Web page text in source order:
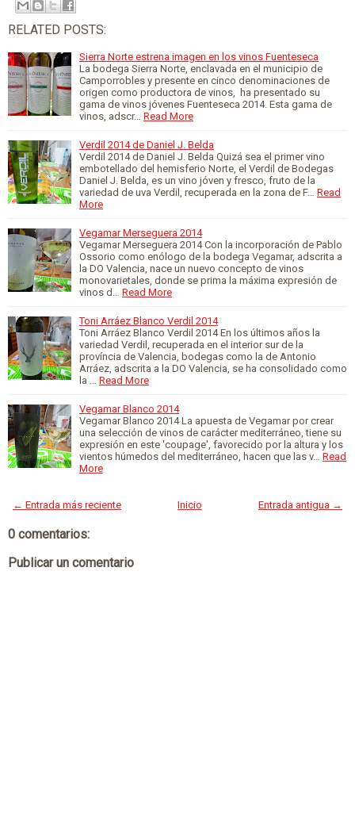
RELATED POSTS:
Sierra Norte estrena imagen en los vinos Fuenteseca
La bodega Sierra Norte, enclavada en el municipio de
Camporrobles y presente en cinco denominaciones de
origen como productora de vinos, ha presentado su
gama de vinos jóvenes Fuenteseca 2014. Esta gama de
vinos, adscr…
Read More
Verdil 2014 de Daniel J. Belda
Verdil 2014 de Daniel J. Belda Quizá sea el primer vino
embotellado del hemisferio Norte, el Verdil de Bodegas
Daniel J. Belda, es un vino jóven y fresco, fruto de la
variedad de uva Verdil, recuperada en la zona de F…
Read
More
Vegamar Merseguera 2014
Vegamar Merseguera 2014 Con la incorporación de Pablo
Ossorio como enólogo de la bodega Vegamar, adscrita a
la DO Valencia, nace un nuevo concepto de vinos
monovarietales, donde se prima la máxima expresión de
vinos d…
Read More
Toni Arráez Blanco Verdil 2014
Toni Arráez Blanco Verdil 2014 En los últimos años la
variedad Verdil, recuperada en el interior sur de la
província de Valencia, bodegas como la de Antonio
Arráez, adscrita a la DO Valencia, se ha consolidado como
la …
Read More
Vegamar Blanco 2014
Vegamar Blanco 2014 La apuesta de Vegamar por crear
una selección de vinos de carácter mediterráneo, tiene su
expresión en este 'coupage', favorecido por la altura y los
vientos húmedos del mediterráneo, hacen que las v…
Read
More
← Entrada más reciente Entrada antigua →
Inicio
0 comentarios:
Publicar un comentario